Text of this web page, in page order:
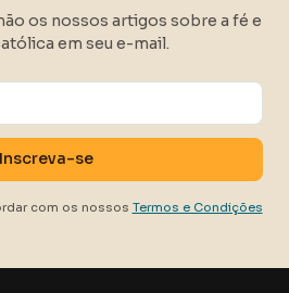
os nossos artigos sobre a fé e
em seu e-mail.
com os nossos Termos e Condições